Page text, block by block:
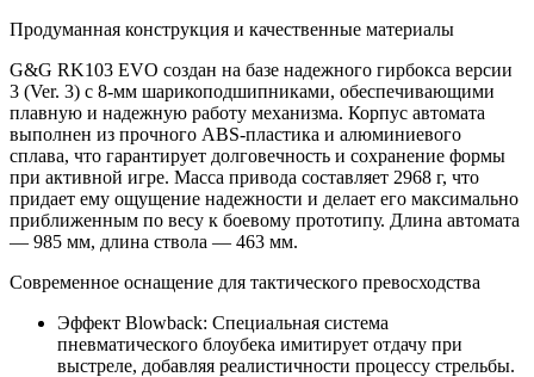
Продуманная конструкция и качественные материалы
G&G RK103 EVO создан на базе надежного гирбокса версии
3 (Ver. 3) с 8-мм шарикоподшипниками, обеспечивающими
плавную и надежную работу механизма. Корпус автомата
выполнен из прочного ABS-пластика и алюминиевого
сплава, что гарантирует долговечность и сохранение формы
при активной игре. Масса привода составляет 2968 г, что
придает ему ощущение надежности и делает его максимально
приближенным по весу к боевому прототипу. Длина автомата
— 985 мм, длина ствола — 463 мм.
Современное оснащение для тактического превосходства
Эффект Blowback: Специальная система
пневматического блоубека имитирует отдачу при
выстреле, добавляя реалистичности процессу стрельбы.